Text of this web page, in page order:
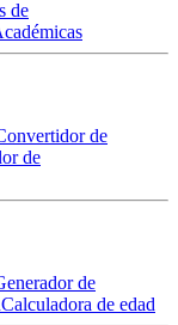
de
de
de
de
Calculadora de edad